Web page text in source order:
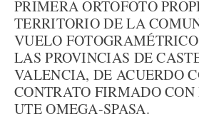
PRIMERA ORTOFOTO
TERRITORIO DE LA
VUELO
LAS PROVINCIAS DE
VALENCIA, DE ACUERDO
CONTRATO FIRMADO
UTE OMEGA-SPASA.